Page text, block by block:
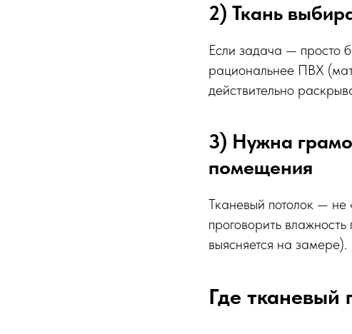
2) Ткань
Если задача — просто
рациональнее ПВХ
действительно
3) Нужна
помещения
Тканевый потолок —
проговорить
выясняется на замере).
Где тканевый